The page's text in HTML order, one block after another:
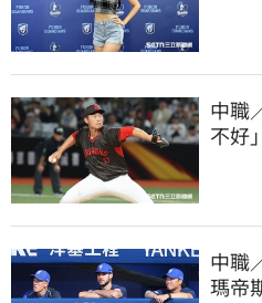
中職
不好
中職
瑪帝